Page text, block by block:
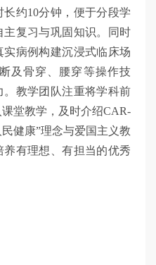
约10分钟，便于分段学
复习与巩固知识。同时
病例构建沉浸式临床场
及骨穿、腰穿等操作技
教学团队注重将学科前
堂教学，及时介绍CAR-
健康”理念与爱国主义教
有理想、有担当的优秀